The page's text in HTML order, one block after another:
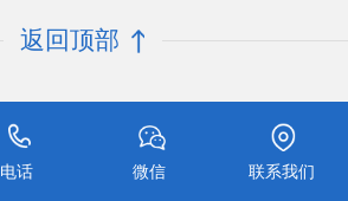
返回顶部
新闻中心
联系我们
电话 微信 联系我们